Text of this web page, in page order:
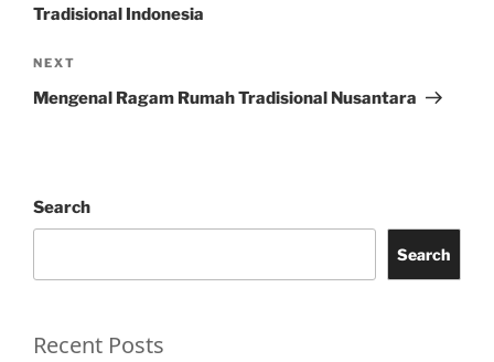
Tradisional Indonesia
Next
Post
NEXT
Mengenal Ragam Rumah Tradisional Nusantara
Search
Search
Recent Posts